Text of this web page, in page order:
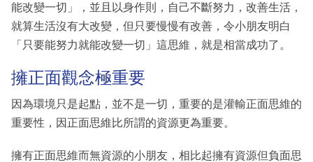
能改變一切」，並且以身作則，自己不斷努力，改善生活，
就算生活沒有大改變，但只要慢慢有改善，令小朋友明白
「只要能努力就能改變一切」這思維，就是相當成功了。
擁正面觀念極重要
因為環境只是起點，並不是一切，重要的是灌輸正面思維的
重要性，因正面思維比所謂的資源更為重要。
擁有正面思維而無資源的小朋友，相比起擁有資源但負面思